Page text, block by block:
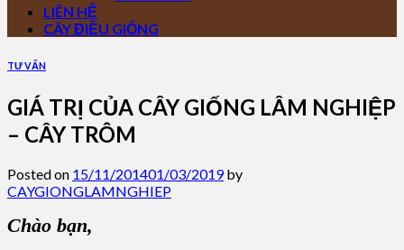
LIÊN HỆ
CÂY ĐIỀU GIỐNG
TƯ VẤN
GIÁ TRỊ CỦA CÂY GIỐNG LÂM NGHIỆP
– CÂY TRÔM
Posted on 15/11/201401/03/2019by
CAYGIONGLAMNGHIEP
Chào bạn,